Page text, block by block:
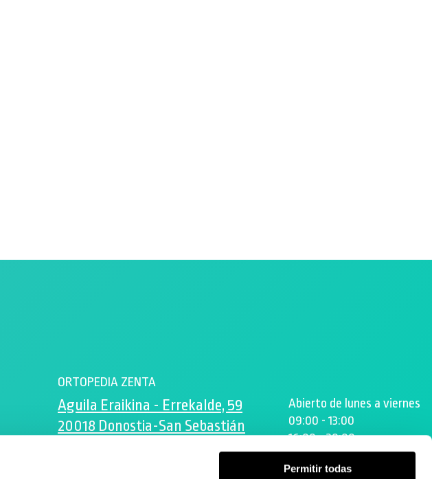
Permitir todas
ORTOPEDIA ZENTA
Aguila Eraikina - Errekalde, 59
20018 Donostia-San Sebastián
Abierto de lunes a viernes
09:00 - 13:00
16:00 - 20:00